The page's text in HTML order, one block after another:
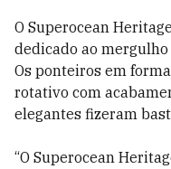
O Superocean
dedicado ao
Os ponteiros em
rotativo com
elegantes fizeram
“O Superocean